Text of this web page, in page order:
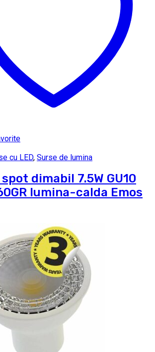
cu LED, Surse de lumina
dimabil 7.5W GU10
lumina-calda Emos